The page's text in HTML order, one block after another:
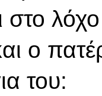
στο
ο
του: